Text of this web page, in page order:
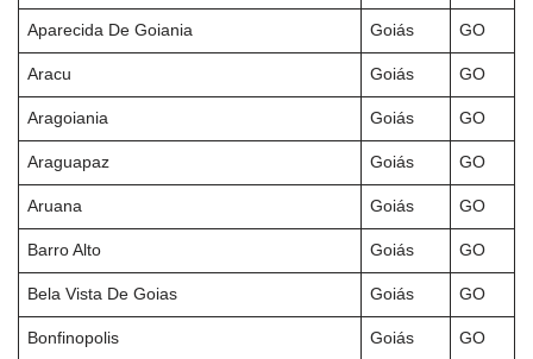
Aparecida De Goiania Goiás GO
Aracu Goiás GO
Aragoiania Goiás GO
Araguapaz Goiás GO
Aruana Goiás GO
Barro Alto Goiás GO
Bela Vista De Goias Goiás GO
Bonfinopolis Goiás GO